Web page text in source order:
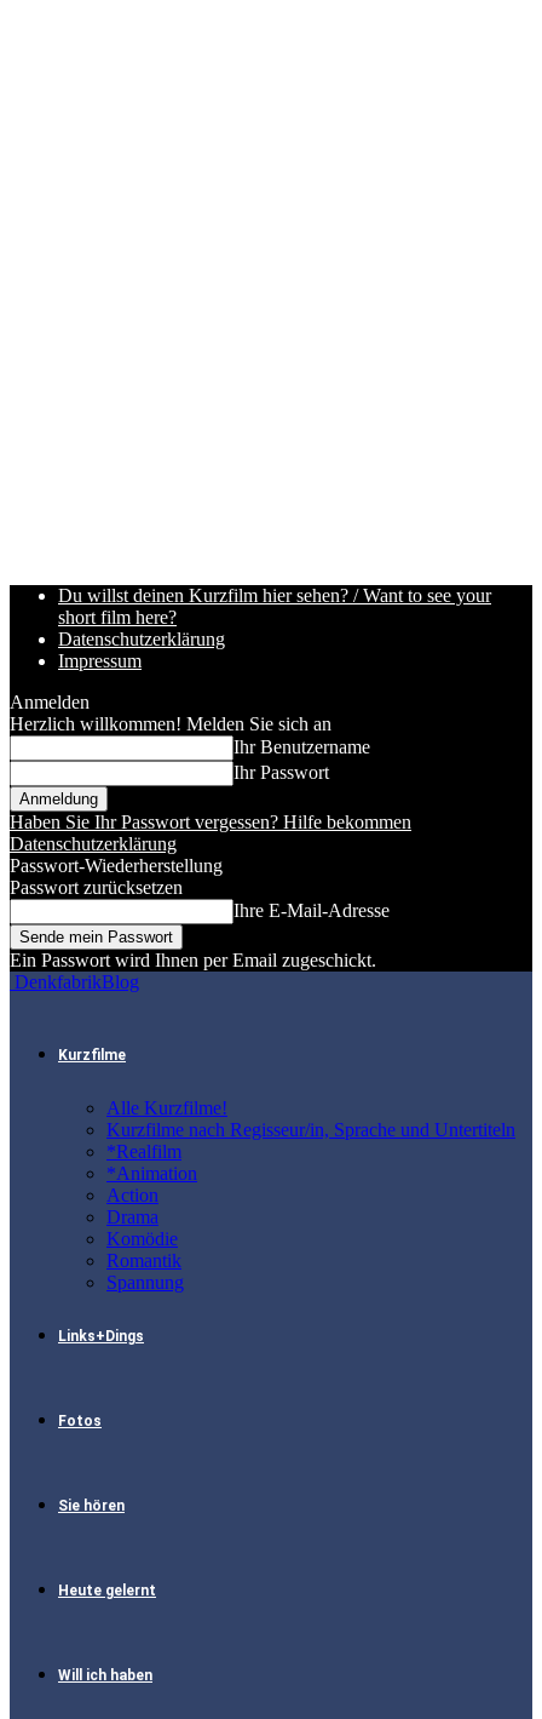
Du willst deinen Kurzfilm hier sehen? / Want to see your
short film here?
Datenschutzerklärung
Impressum
Anmelden
Herzlich willkommen! Melden Sie sich an
Ihr Benutzername
Ihr Passwort
Haben Sie Ihr Passwort vergessen? Hilfe bekommen
Datenschutzerklärung
Passwort-Wiederherstellung
Passwort zurücksetzen
Ihre E-Mail-Adresse
Ein Passwort wird Ihnen per Email zugeschickt.
DenkfabrikBlog
Kurzfilme
Alle Kurzfilme!
Kurzfilme nach Regisseur/in, Sprache und Untertiteln
*Realfilm
*Animation
Action
Drama
Komödie
Romantik
Spannung
Links+Dings
Fotos
Sie hören
Heute gelernt
Will ich haben